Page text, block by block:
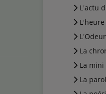
L'actu
La
La mini
La